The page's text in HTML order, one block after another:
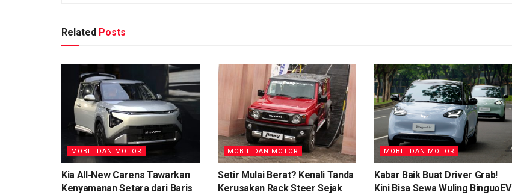
Related Posts
MOBIL DAN MOTOR
Kia All-New Carens Tawarkan
Kenyamanan Setara dari Baris
MOBIL DAN MOTOR
Setir Mulai Berat? Kenali Tanda
Kerusakan Rack Steer Sejak
MOBIL DAN MOTOR
Kabar Baik Buat Driver Grab!
Kini Bisa Sewa Wuling BinguoEV